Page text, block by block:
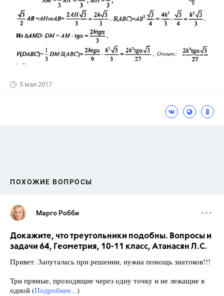
5 мая 2017
ПОХОЖИЕ ВОПРОСЫ
Марго Робби
Докажите, что треугольники подобны. Вопросы и
задачи 64, Геометрия, 10-11 класс, Атанасян Л.С.
Привет. Запуталась при решении, нужна помощь знатоков!!!
Три прямые, проходящие через одну точку и не лежащие в
одной (Подробнее...)